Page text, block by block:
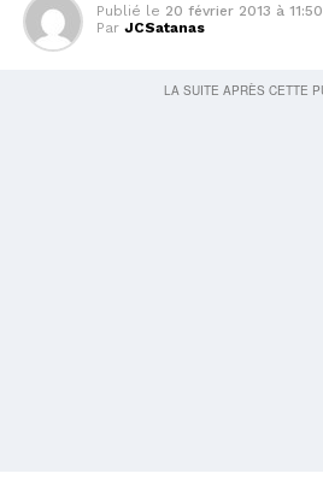
Publié le 20 février 2013 à 11:50
Par JCSatanas